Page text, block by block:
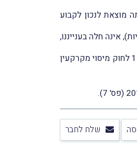
מוצאת לנכון לקבוע
אינה חלה בענייננו,
אשר לקביעת שוויָה של הזכות במקרקעין, קיבלה השופטת גם בעניין זה את טענת המשיב, תוך שהיא נדרשת להגדרת המונח 'שווי' שבסעיף 1 לחוק מיסוי מקרקעין
שלח לחבר